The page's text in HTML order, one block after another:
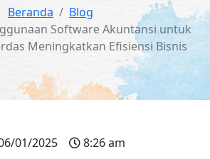
Beranda
Blog
Software Akuntansi untuk
Meningkatkan Efisiensi Bisnis
01/2025 8:26 am